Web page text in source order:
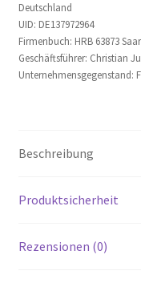
Deutschland
UID: DE137972964
Firmenbuch: HRB 63873
Geschäftsführer: Christian
Unternehmensgegenstand:
Beschreibung
Produktsicherheit
Rezensionen (0)